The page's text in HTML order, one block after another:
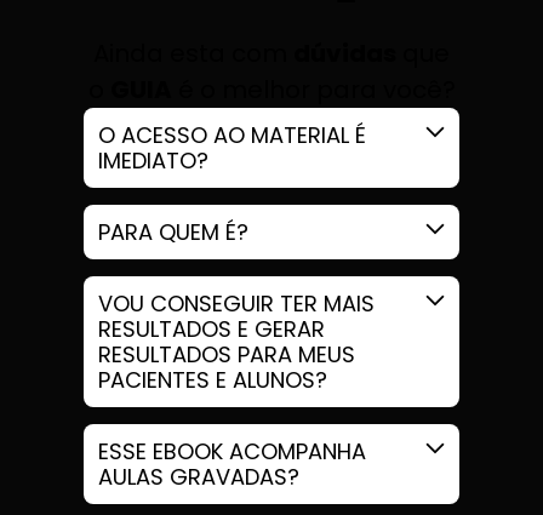
O ACESSO AO MATERIAL É
IMEDIATO?
PARA QUEM É?
VOU CONSEGUIR TER MAIS
RESULTADOS E GERAR
RESULTADOS PARA MEUS
PACIENTES E ALUNOS?
ESSE EBOOK ACOMPANHA
AULAS GRAVADAS?